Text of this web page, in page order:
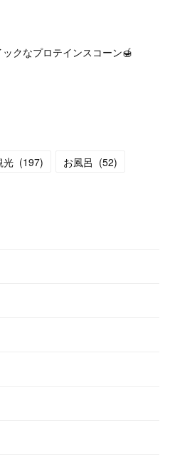
クなプロテインスコーン🍯
光 (197) お風呂 (52)